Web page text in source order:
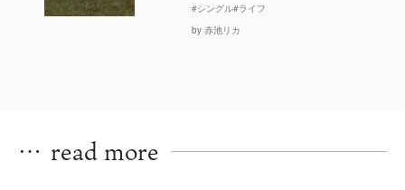
#シングル#ライフ
by 赤池リカ
… read more